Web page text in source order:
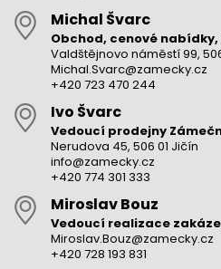
Michal Švarc
Obchod, cenové
Valdštějnovo náměstí 99,
Michal.Svarc@zamecky.cz
+420 723 470 244
Ivo Švarc
Vedoucí prodejny
Nerudova 45, 506 01 Jičín
info@zamecky.cz
+420 774 301 333
Miroslav Bouz
Vedoucí realizace
Miroslav.Bouz@zamecky.cz
+420 728 193 831